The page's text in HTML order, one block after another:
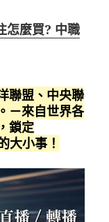
怎麼買? 中職
聯盟、中央聯
－來自世界各
鎖定
大小事！